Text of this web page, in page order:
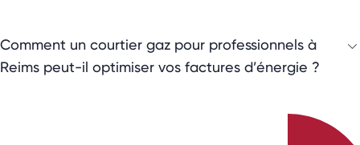
Comment un courtier gaz pour professionnels à
Reims peut-il optimiser vos factures d’énergie ?